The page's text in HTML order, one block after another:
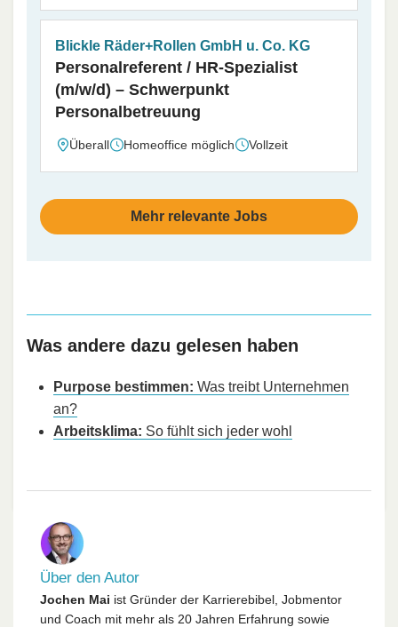
Blickle Räder+Rollen GmbH u. Co. KG
Personalreferent / HR-Spezialist
(m/w/d) – Schwerpunkt
Personalbetreuung
Überall Homeoffice möglich Vollzeit
Mehr relevante Jobs
Was andere dazu gelesen haben
Purpose bestimmen: Was treibt Unternehmen
an?
Arbeitsklima: So fühlt sich jeder wohl
Über den Autor
Jochen Mai ist Gründer der Karrierebibel, Jobmentor
und Coach mit mehr als 20 Jahren Erfahrung sowie